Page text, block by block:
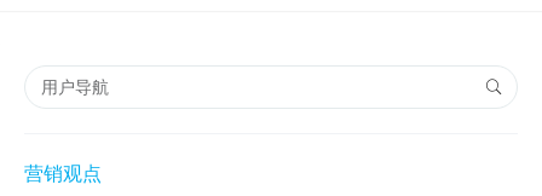
营销观点